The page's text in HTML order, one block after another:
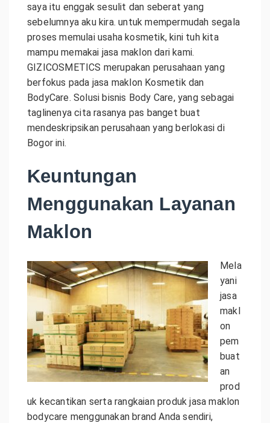
saya itu enggak sesulit dan seberat yang
sebelumnya aku kira. untuk mempermudah segala
proses memulai usaha kosmetik, kini tuh kita
mampu memakai jasa maklon dari kami.
GIZICOSMETICS merupakan perusahaan yang
berfokus pada jasa maklon Kosmetik dan
BodyCare. Solusi bisnis Body Care, yang sebagai
taglinenya cita rasanya pas banget buat
mendeskripsikan perusahaan yang berlokasi di
Bogor ini.
Keuntungan
Menggunakan Layanan
Maklon
Mela
yani
jasa
makl
on
pem
buat
an
prod
uk kecantikan serta rangkaian produk jasa maklon
bodycare menggunakan brand Anda sendiri,